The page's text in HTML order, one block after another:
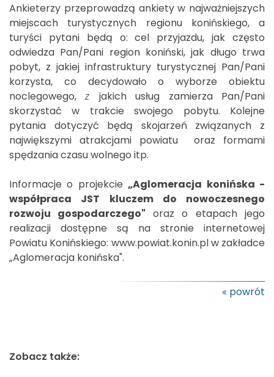
Ankieterzy przeprowadzą ankiety w najważniejszych
miejscach turystycznych regionu konińskiego, a
turyści pytani będą o: cel przyjazdu, jak często
odwiedza Pan/Pani region koniński, jak długo trwa
pobyt, z jakiej infrastruktury turystycznej Pan/Pani
korzysta, co decydowało o wyborze obiektu
noclegowego,z jakich usług zamierza Pan/Pani
skorzystać w trakcie swojego pobytu. Kolejne
pytania dotyczyć będą skojarzeń związanych z
największymi atrakcjami powiatu oraz formami
spędzania czasu wolnego itp.
Informacje o projekcie „Aglomeracja konińska -
współpraca JST kluczem do nowoczesnego
rozwoju gospodarczego" oraz o etapach jego
realizacji dostępne są na stronie internetowej
Powiatu Konińskiego: www.powiat.konin.pl w zakładce
„Aglomeracja konińska".
powrót
Zobacz także: